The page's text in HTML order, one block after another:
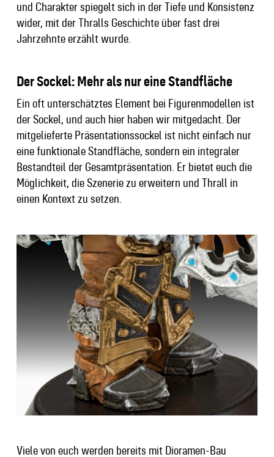
und Charakter spiegelt sich in der Tiefe und Konsistenz
wider, mit der Thralls Geschichte über fast drei
Jahrzehnte erzählt wurde.
Der Sockel: Mehr als nur eine Standfläche
Ein oft unterschätztes Element bei Figurenmodellen ist
der Sockel, und auch hier haben wir mitgedacht. Der
mitgelieferte Präsentationssockel ist nicht einfach nur
eine funktionale Standfläche, sondern ein integraler
Bestandteil der Gesamtpräsentation. Er bietet euch die
Möglichkeit, die Szenerie zu erweitern und Thrall in
einen Kontext zu setzen.
Viele von euch werden bereits mit Dioramen-Bau